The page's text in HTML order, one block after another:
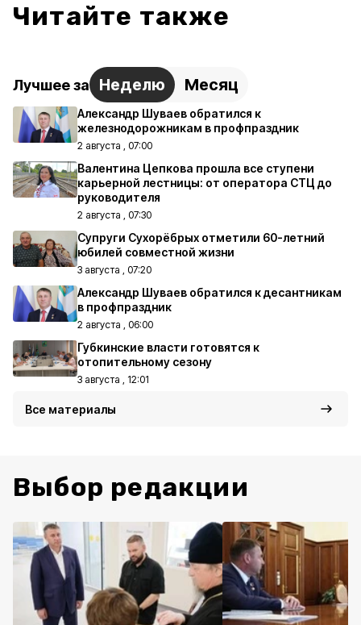
Читайте также
Лучшее за Неделю Месяц
Александр Шуваев обратился к
железнодорожникам в профпраздник
2 августа , 07:00
Валентина Цепкова прошла все ступени
карьерной лестницы: от оператора СТЦ до
руководителя
2 августа , 07:30
Супруги Сухорёбрых отметили 60-летний
юбилей совместной жизни
3 августа , 07:20
Александр Шуваев обратился к десантникам
в профпраздник
2 августа , 06:00
Губкинские власти готовятся к
отопительному сезону
3 августа , 12:01
Все материалы
Выбор редакции